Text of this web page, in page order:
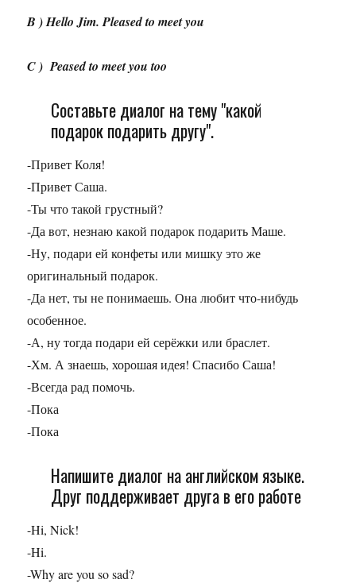
B ) Hello Jim. Pleased to meet you
C ) Peased to meet you too
Составьте диалог на тему "какой
подарок подарить другу".
-Привет Коля!
-Привет Саша.
-Ты что такой грустный?
-Да вот, незнаю какой подарок подарить Маше.
-Ну, подари ей конфеты или мишку это же
оригинальный подарок.
-Да нет, ты не понимаешь. Она любит что-нибудь
особенное.
-А, ну тогда подари ей серёжки или браслет.
-Хм. А знаешь, хорошая идея! Спасибо Саша!
-Всегда рад помочь.
-Пока
-Пока
Напишите диалог на английском языке.
Друг поддерживает друга в его работе
-Hi, Nick!
-Hi.
-Why are you so sad?